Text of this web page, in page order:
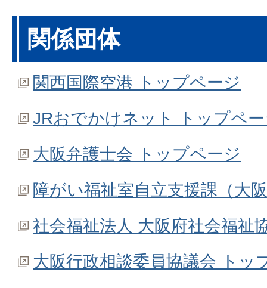
関係団体
関西国際空港 トップページ
JRおでかけネット トップペ
大阪弁護士会 トップページ
障がい福祉室自立支援課（大
社会福祉法人 大阪府社会福祉
大阪行政相談委員協議会 トッ